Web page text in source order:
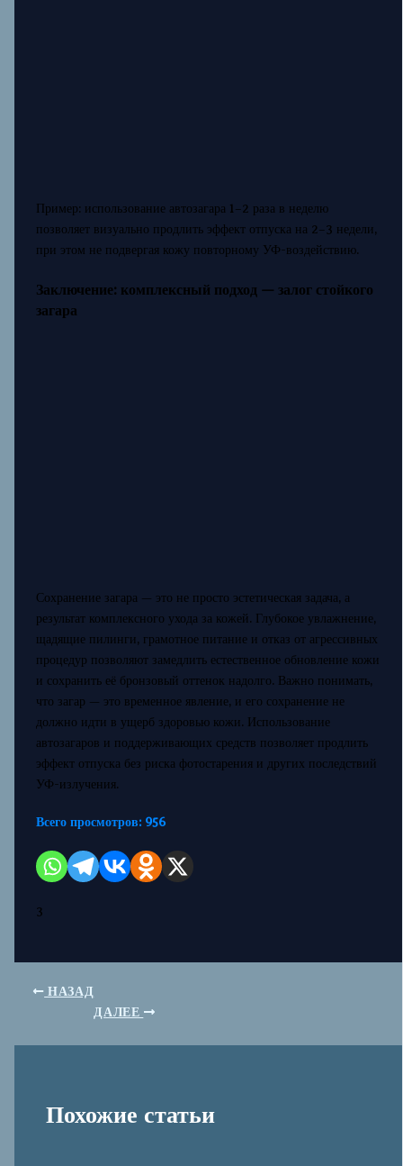
Пример: использование автозагара 1–2 раза в неделю
позволяет визуально продлить эффект отпуска на 2–3 недели,
при этом не подвергая кожу повторному УФ-воздействию.
Заключение: комплексный подход — залог стойкого
загара
Сохранение загара — это не просто эстетическая задача, а
результат комплексного ухода за кожей. Глубокое увлажнение,
щадящие пилинги, грамотное питание и отказ от агрессивных
процедур позволяют замедлить естественное обновление кожи
и сохранить её бронзовый оттенок надолго. Важно понимать,
что загар — это временное явление, и его сохранение не
должно идти в ущерб здоровью кожи. Использование
автозагаров и поддерживающих средств позволяет продлить
эффект отпуска без риска фотостарения и других последствий
УФ-излучения.
Всего просмотров: 956
3
НАЗАД
ДАЛЕЕ
Похожие статьи